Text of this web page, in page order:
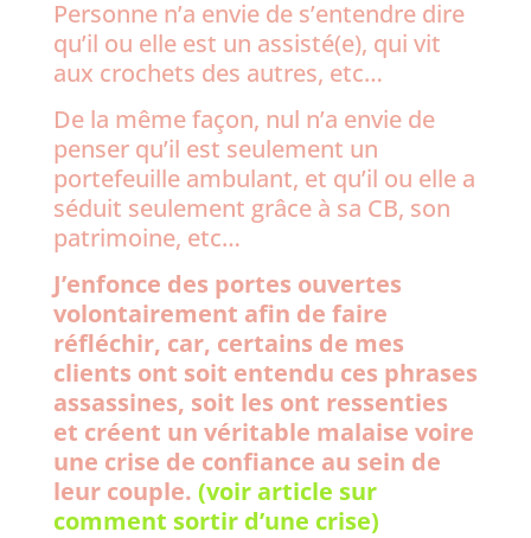
Personne n’a envie de s’entendre dire
qu’il ou elle est un assisté(e), qui vit
aux crochets des autres, etc…
De la même façon, nul n’a envie de
penser qu’il est seulement un
portefeuille ambulant, et qu’il ou elle a
séduit seulement grâce à sa CB, son
patrimoine, etc…
J’enfonce des portes ouvertes
volontairement afin de faire
réfléchir, car, certains de mes
clients ont soit entendu ces phrases
assassines, soit les ont ressenties
et créent un véritable malaise voire
une crise de confiance au sein de
leur couple. (voir article sur
comment sortir d’une crise)